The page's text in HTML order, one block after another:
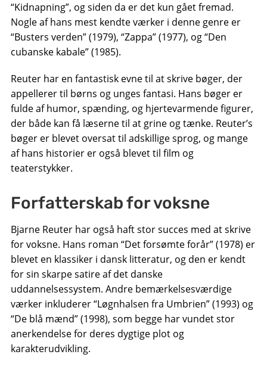
“Kidnapning”, og siden da er det kun gået fremad.
Nogle af hans mest kendte værker i denne genre er
“Busters verden” (1979), “Zappa” (1977), og “Den
cubanske kabale” (1985).
Reuter har en fantastisk evne til at skrive bøger, der
appellerer til børns og unges fantasi. Hans bøger er
fulde af humor, spænding, og hjertevarmende figurer,
der både kan få læserne til at grine og tænke. Reuter’s
bøger er blevet oversat til adskillige sprog, og mange
af hans historier er også blevet til film og
teaterstykker.
Forfatterskab for voksne
Bjarne Reuter har også haft stor succes med at skrive
for voksne. Hans roman “Det forsømte forår” (1978) er
blevet en klassiker i dansk litteratur, og den er kendt
for sin skarpe satire af det danske
uddannelsessystem. Andre bemærkelsesværdige
værker inkluderer “Løgnhalsen fra Umbrien” (1993) og
“De blå mænd” (1998), som begge har vundet stor
anerkendelse for deres dygtige plot og
karakterudvikling.